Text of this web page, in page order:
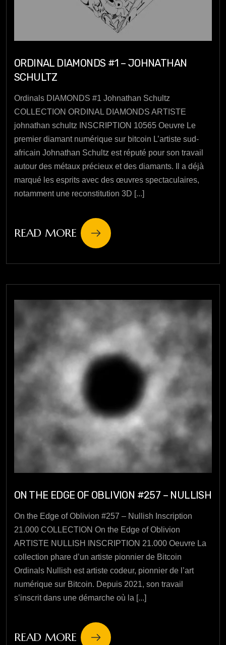
ORDINAL DIAMONDS #1 – JOHNATHAN
SCHULTZ
Ordinals DIAMONDS #1 Johnathan Schultz
COLLECTION ORDINAL DIAMONDS ARTISTE
johnathan schultz INSCRIPTION 10565 Oeuvre Le
premier diamant numérique sur bitcoin L’artiste sud-
africain Johnathan Schultz est réputé pour son travail
autour des métaux précieux et des diamants. Il a déjà
marqué les esprits avec des œuvres spectaculaires,
notamment une reconstitution 3D [...]
READ MORE
ON THE EDGE OF OBLIVION #257 – NULLISH
On the Edge of Oblivion #257 – Nullish Inscription
21.000 COLLECTION On the Edge of Oblivion
ARTISTE NULLISH INSCRIPTION 21.000 Oeuvre La
collection phare d’un artiste pionnier de Bitcoin
Ordinals Nullish est artiste codeur, pionnier de l’art
numérique sur Bitcoin. Depuis 2021, son travail
s’inscrit dans une démarche où la [...]
READ MORE